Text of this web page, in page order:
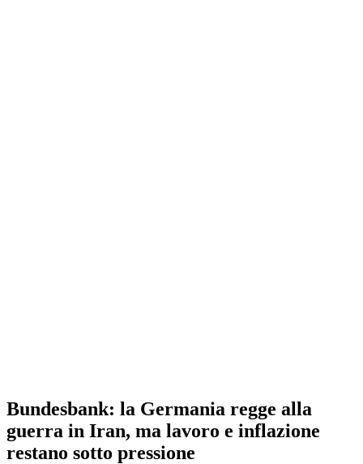
Bundesbank: la Germania regge alla
guerra in Iran, ma lavoro e inflazione
restano sotto pressione